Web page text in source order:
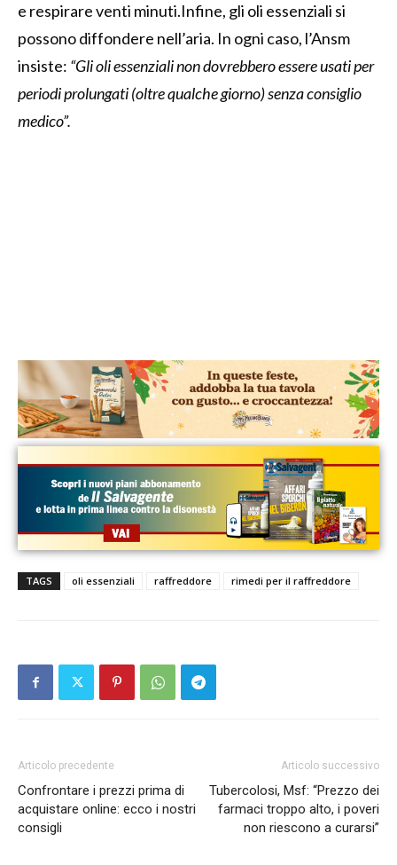
e respirare venti minuti.Infine, gli oli essenziali si
possono diffondere nell’aria. In ogni caso, l’Ansm
insiste: “Gli oli essenziali non dovrebbero essere usati per
periodi prolungati (oltre qualche giorno) senza consiglio
medico”.
TAGS oli essenziali raffreddore rimedi per il raffreddore
Articolo precedente
Confrontare i prezzi prima di
acquistare online: ecco i nostri
consigli
Articolo successivo
Tubercolosi, Msf: “Prezzo dei
farmaci troppo alto, i poveri
non riescono a curarsi”